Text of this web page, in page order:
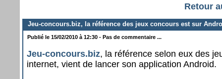
Retour
Jeu-concours.biz, la référence des jeux concours est sur
Publié le 15/02/2010 à 12:30 - Pas de commentaire ...
Jeu-concours.biz, la référence selon eux des
internet, vient de lancer son application Android.